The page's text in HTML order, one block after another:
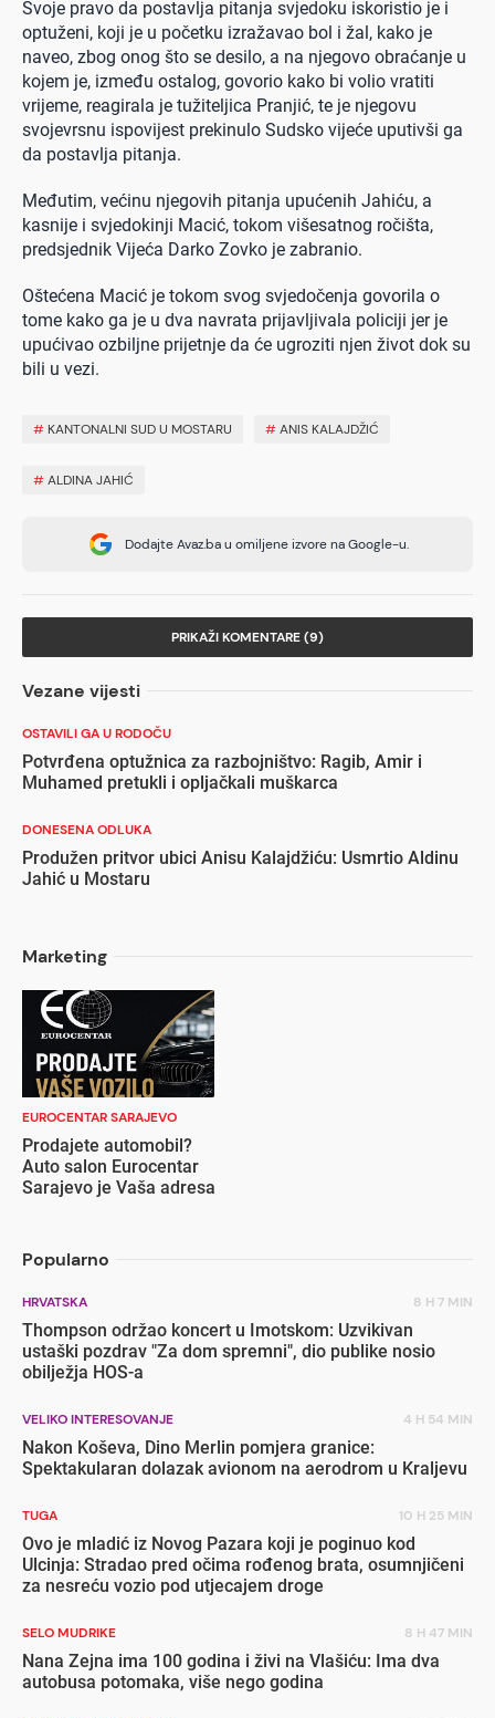
Svoje pravo da postavlja pitanja svjedoku iskoristio je i
optuženi, koji je u početku izražavao bol i žal, kako je
naveo, zbog onog što se desilo, a na njegovo obraćanje u
kojem je, između ostalog, govorio kako bi volio vratiti
vrijeme, reagirala je tužiteljica Pranjić, te je njegovu
svojevrsnu ispovijest prekinulo Sudsko vijeće uputivši ga
da postavlja pitanja.
Međutim, većinu njegovih pitanja upućenih Jahiću, a
kasnije i svjedokinji Macić, tokom višesatnog ročišta,
predsjednik Vijeća Darko Zovko je zabranio.
Oštećena Macić je tokom svog svjedočenja govorila o
tome kako ga je u dva navrata prijavljivala policiji jer je
upućivao ozbiljne prijetnje da će ugroziti njen život dok su
bili u vezi.
# KANTONALNI SUD U MOSTARU #ANIS KALAJDŽIĆ
#ALDINA JAHIĆ
Dodajte Avaz.ba u omiljene izvore na Google-u.
PRIKAŽI KOMENTARE (9)
Vezane vijesti
OSTAVILI GA U RODOČU
Potvrđena optužnica za razbojništvo: Ragib, Amir i
Muhamed pretukli i opljačkali muškarca
DONESENA ODLUKA
Produžen pritvor ubici Anisu Kalajdžiću: Usmrtio Aldinu
Jahić u Mostaru
Marketing
EUROCENTAR SARAJEVO
Prodajete automobil?
Auto salon Eurocentar
Sarajevo je Vaša adresa
Popularno
HRVATSKA 8 H 7 MIN
Thompson održao koncert u Imotskom: Uzvikivan
ustaški pozdrav "Za dom spremni", dio publike nosio
obilježja HOS-a
VELIKO INTERESOVANJE 4 H 54 MIN
Nakon Koševa, Dino Merlin pomjera granice:
Spektakularan dolazak avionom na aerodrom u Kraljevu
TUGA 10 H 25 MIN
Ovo je mladić iz Novog Pazara koji je poginuo kod
Ulcinja: Stradao pred očima rođenog brata, osumnjičeni
za nesreću vozio pod utjecajem droge
SELO MUDRIKE 8 H 47 MIN
Nana Zejna ima 100 godina i živi na Vlašiću: Ima dva
autobusa potomaka, više nego godina